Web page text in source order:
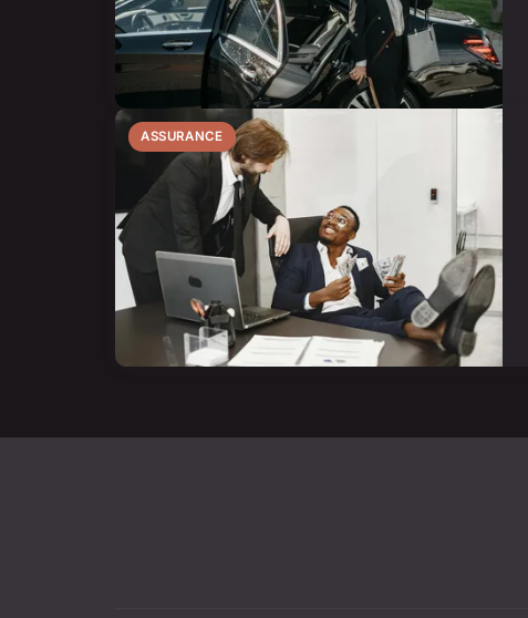
ASSURANCE